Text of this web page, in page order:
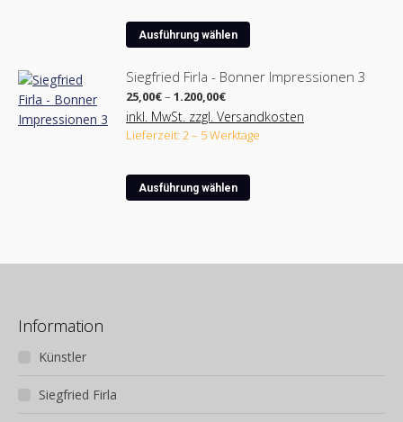
der
gewählt
werden
Ausführung wählen
Dieses
Produkt
weist
mehrere
Varianten
auf.
gewählt
Siegfried Firla - Bonner Impressionen 3
25,00€– 1.200,00€Preisspanne:
25,00€
bis
1.200,00€
inkl. MwSt. zzgl. Versandkosten
Lieferzeit: 2 – 5 Werktage
Ausführung wählen
Dieses
Produkt
Varianten
Information
Künstler
Siegfried Firla